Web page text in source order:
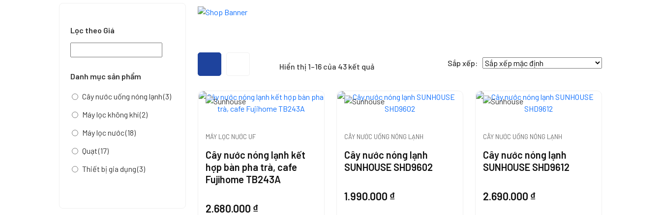
Lọc theo Giá
Danh mục sản phẩm
Cây nước uống nóng lạnh(3)
Máy lọc không khí(2)
Máy lọc nước(18)
Quạt(17)
Thiết bị gia dụng(3)
Hiển thị 1–16 của 43 kết quả Sắp xếp:
MÁY LỌC NƯỚC UF
Cây nước nóng lạnh kết
hợp bàn pha trà, cafe
Fujihome TB243A
2.680.000 ₫
CÂY NƯỚC UỐNG NÓNG LẠNH
Cây nước nóng lạnh
SUNHOUSE SHD9602
1.990.000 ₫
CÂY NƯỚC UỐNG NÓNG LẠNH
Cây nước nóng lạnh
SUNHOUSE SHD9612
2.690.000 ₫